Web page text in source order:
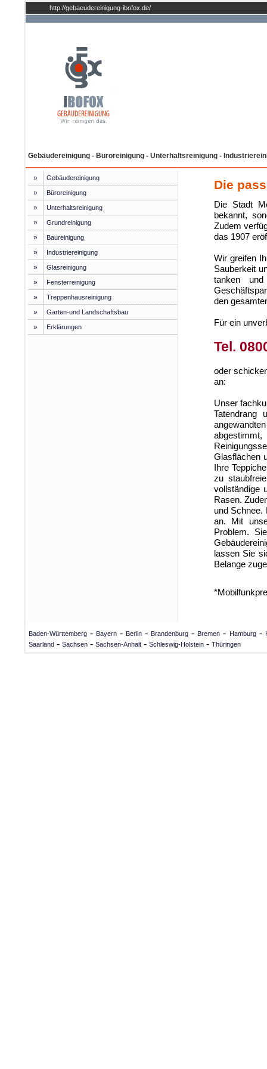
http://gebaeudereinigung-ibofox.de/
Gebäudereinigung - Büroreinigung - Unterhaltsreinigung -
» Gebäudereinigung
» Büroreinigung
» Unterhaltsreinigung
» Grundreinigung
» Baureinigung
» Industriereinigung
» Glasreinigung
» Fensterreinigung
» Treppenhausreinigung
» Garten-und Landschaftsbau
» Erklärungen
Die
Die Stadt
bekannt,
Zudem
das 1907
Wir greifen
Sauberkeit
tanken
den
Für ein
Tel.
oder
an:
Unser
Tatendrang
Glasflächen
Ihre
zu
vollständige
Rasen.
und Schnee.
an. Mit
Problem.
lassen Sie
Belange
Baden-Württemberg - Bayern - Berlin - Brandenburg - Bremen - Hamburg-
Saarland - Sachsen - Sachsen-Anhalt - Schleswig-Holstein - Thüringen